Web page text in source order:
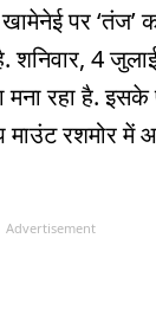
पर ‘तंज’
शनिवार, 4
मना रहा है.
माउंट रशमोर में
Advertisement